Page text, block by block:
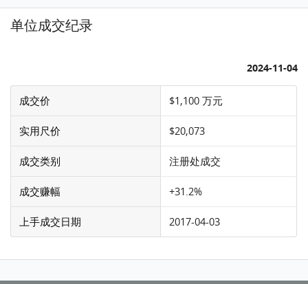
单位成交纪录
2024-11-04
成交价 $1,100 万元
实用尺价 $20,073
成交类别 注册处成交
成交赚幅 +31.2%
上手成交日期 2017-04-03